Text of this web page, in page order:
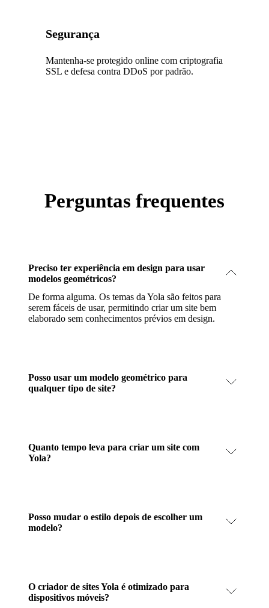
Segurança
Mantenha-se protegido online com criptografia
SSL e defesa contra DDoS por padrão.
Perguntas frequentes
Preciso ter experiência em design para usar
modelos geométricos?
De forma alguma. Os temas da Yola são feitos para
serem fáceis de usar, permitindo criar um site bem
elaborado sem conhecimentos prévios em design.
Posso usar um modelo geométrico para
qualquer tipo de site?
Quanto tempo leva para criar um site com
Yola?
Posso mudar o estilo depois de escolher um
modelo?
O criador de sites Yola é otimizado para
dispositivos móveis?